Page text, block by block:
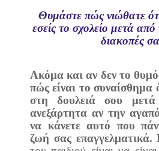
Θυμάστε πώς νιώθατε
εσείς το σχολείο μετά από
διακοπές
Ακόμα και αν δεν το
πώς είναι το συναίσθημα
στη δουλειά σου μετά
ανεξάρτητα αν την
να κάνετε αυτό που
ζωή σας επαγγελματικά.